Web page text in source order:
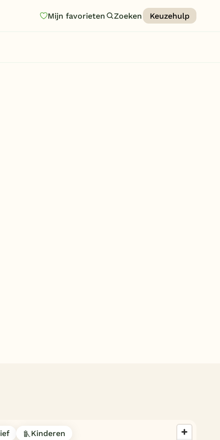
Mijn favorieten Zoeken Keuzehulp
Limburg
Kinderen